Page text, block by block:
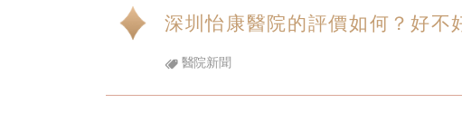
深圳怡康醫院的評價如何？好不
醫院新聞